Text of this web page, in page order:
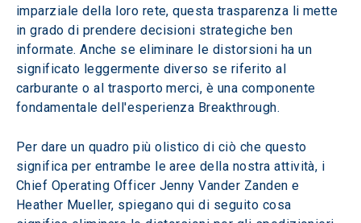
imparziale della loro rete, questa trasparenza li mette
in grado di prendere decisioni strategiche ben
informate. Anche se eliminare le distorsioni ha un
significato leggermente diverso se riferito al
carburante o al trasporto merci, è una componente
fondamentale dell'esperienza Breakthrough.
Per dare un quadro più olistico di ciò che questo
significa per entrambe le aree della nostra attività, i
Chief Operating Officer Jenny Vander Zanden e
Heather Mueller, spiegano qui di seguito cosa